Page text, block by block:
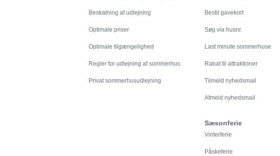
Beskatning af udlejning
Optimale priser
Optimale tilgængelighed
Regler for udlejning af sommerhus
Privat sommerhusudlejning
Bestil gavekort
Søg via husnr.
Last minute sommerhuse
Rabat til attraktioner
Tilmeld nyhedsmail
Afmeld nyhedsmail
Sæsonferie
Vinterferie
Påskeferie